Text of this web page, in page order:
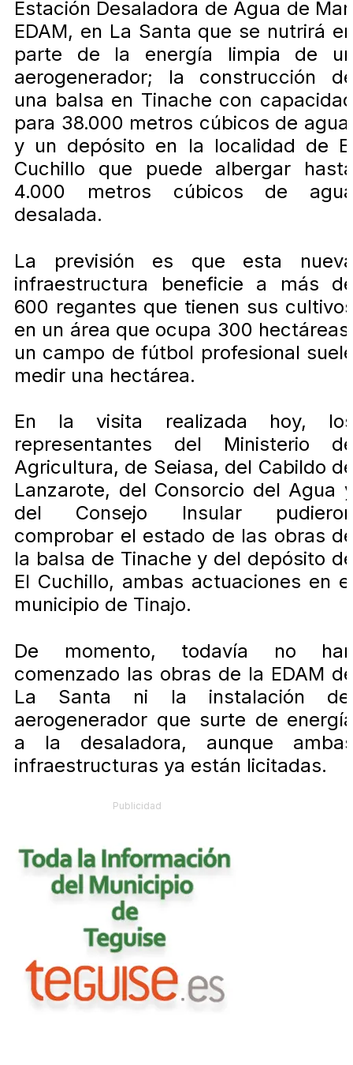
Estación Desaladora de Agua de
EDAM, en La Santa que se nutrirá
parte de la energía limpia de
aerogenerador; la construcción
una balsa en Tinache con
para 38.000 metros cúbicos de
y un depósito en la localidad de
Cuchillo que puede albergar
4.000 metros cúbicos de
desalada.
La previsión es que esta
infraestructura beneficie a más
600 regantes que tienen sus
en un área que ocupa 300
un campo de fútbol profesional
medir una hectárea.
En la visita realizada hoy,
representantes del Ministerio
Agricultura, de Seiasa, del Cabildo
Lanzarote, del Consorcio del Agua
del Consejo Insular
comprobar el estado de las obras
la balsa de Tinache y del depósito
El Cuchillo, ambas actuaciones en
municipio de Tinajo.
De momento, todavía no
comenzado las obras de la EDAM
La Santa ni la instalación
aerogenerador que surte de
a la desaladora, aunque
infraestructuras ya están licitadas.
Publicidad